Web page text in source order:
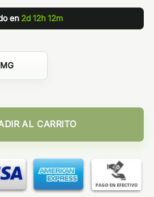
en 2d 12h 12m
cantidad
AL CARRITO